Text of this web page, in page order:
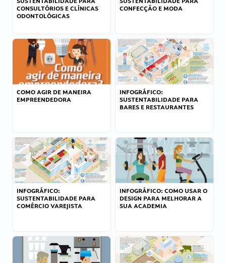
CONSULTÓRIOS E CLÍNICAS
ODONTOLÓGICAS
CONFECÇÃO E MODA
COMO AGIR DE MANEIRA
EMPREENDEDORA
INFOGRÁFICO:
SUSTENTABILIDADE PARA
BARES E RESTAURANTES
INFOGRÁFICO:
SUSTENTABILIDADE PARA
COMÉRCIO VAREJISTA
INFOGRÁFICO: COMO USAR O
DESIGN PARA MELHORAR A
SUA ACADEMIA